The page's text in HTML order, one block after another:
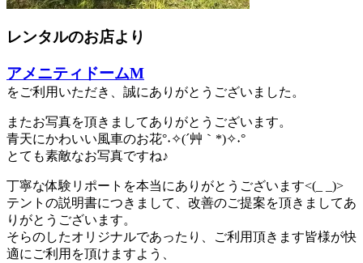
レンタルのお店より
アメニティドームM
をご利用いただき、誠にありがとうございました。
またお写真を頂きましてありがとうございます。
青天にかわいい風車のお花°˖✧(´艸｀*)✧˖°
とても素敵なお写真ですね♪
丁寧な体験リポートを本当にありがとうございます<(_ _)>
テントの説明書につきまして、改善のご提案を頂きましてあ
りがとうございます。
そらのしたオリジナルであったり、ご利用頂きます皆様が快
適にご利用を頂けますよう、